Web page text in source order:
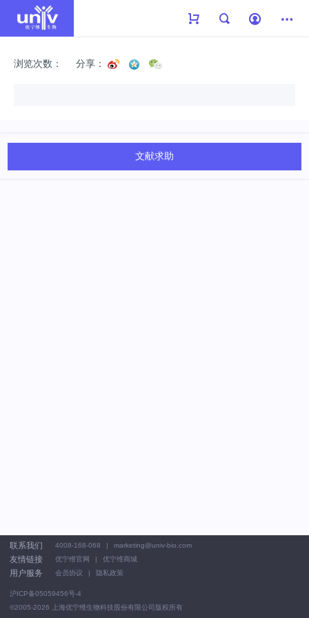
浏览次数： 分享：
文献求助
联系我们 4008-168-068 marketing@univ-bio.com
友情链接 优宁维官网 优宁维商城
用户服务 会员协议 隐私政策
沪ICP备05059456号-4
©2005-2026 上海优宁维生物科技股份有限公司版权所有